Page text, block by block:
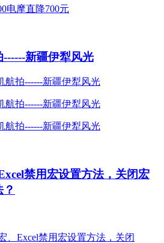
新疆伊犁风光
禁用宏设置方法，关闭宏